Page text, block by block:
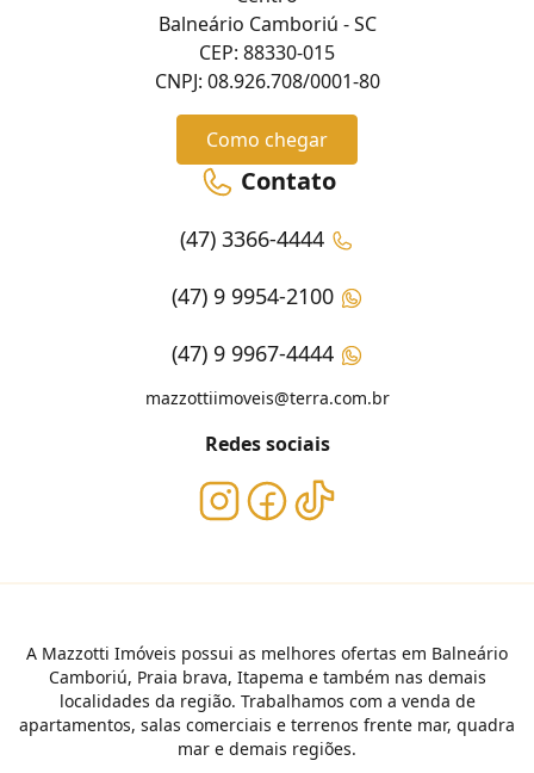
Balneário Camboriú - SC
CEP: 88330-015
CNPJ: 08.926.708/0001-80
Como chegar
Contato
(47) 3366-4444
(47) 9 9954-2100
(47) 9 9967-4444
mazzottiimoveis@terra.com.br
Redes sociais
A Mazzotti Imóveis possui as melhores ofertas em Balneário
Camboriú, Praia brava, Itapema e também nas demais
localidades da região. Trabalhamos com a venda de
apartamentos, salas comerciais e terrenos frente mar, quadra
mar e demais regiões.